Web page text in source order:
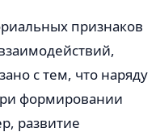
признаков
с тем, что наряду
формировании
развитие